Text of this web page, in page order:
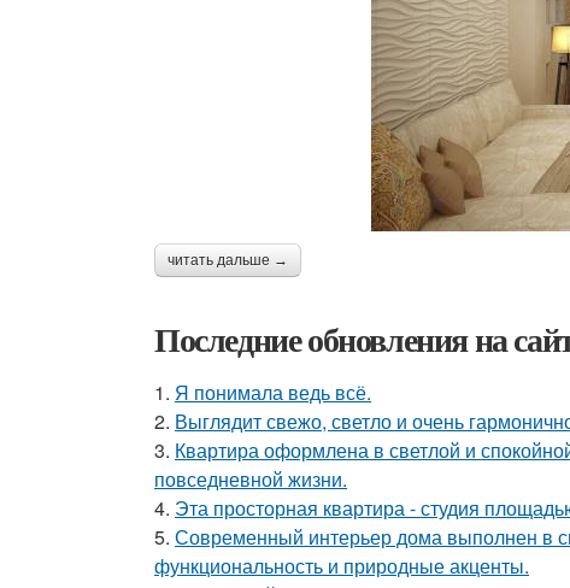
читать дальше →
Последние обновления на
1. Я понимала ведь всё.
2. Выглядит свежо, светло и очень
3. Квартира оформлена в светлой и
повседневной жизни.
4. Эта просторная квартира - студия
5. Современный интерьер дома выполнен в
функциональность и природные акценты.